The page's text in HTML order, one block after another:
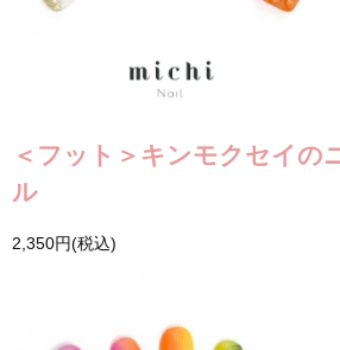
＜フット＞キンモクセイの
ル
2,350円(税込)